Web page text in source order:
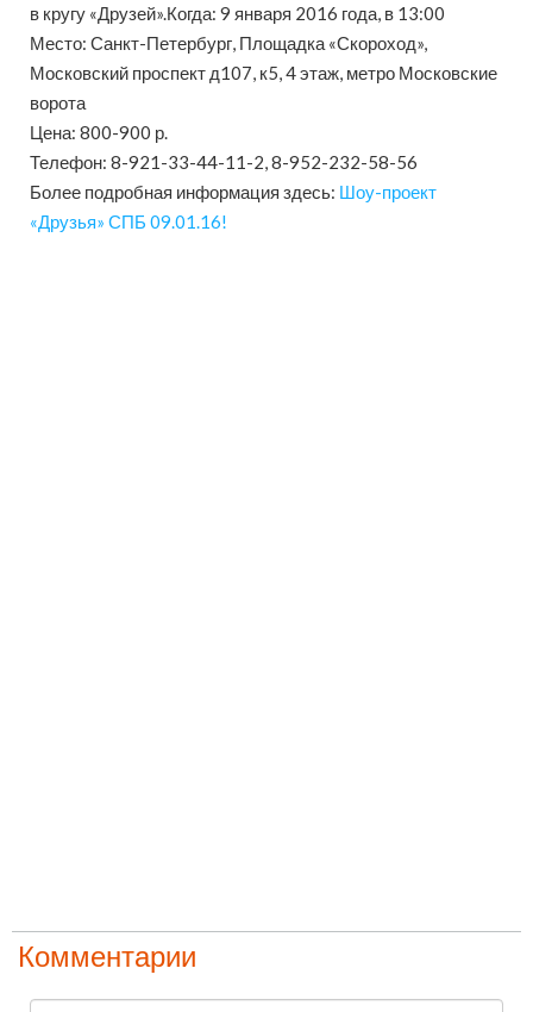
в кругу «Друзей».Когда: 9 января 2016 года, в 13:00
Место: Санкт-Петербург, Площадка «Скороход»,
Московский проспект д107, к5, 4 этаж, метро Московские
ворота
Цена: 800-900 р.
Телефон: 8-921-33-44-11-2, 8-952-232-58-56
Более подробная информация здесь: Шоу-проект
«Друзья» СПБ 09.01.16!
Комментарии